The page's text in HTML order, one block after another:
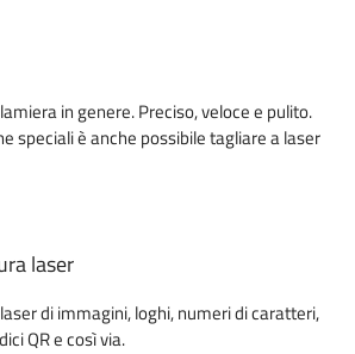
in genere. Preciso, veloce e pulito.
speciali è anche possibile tagliare a laser
laser
di immagini, loghi, numeri di caratteri,
QR e così via.